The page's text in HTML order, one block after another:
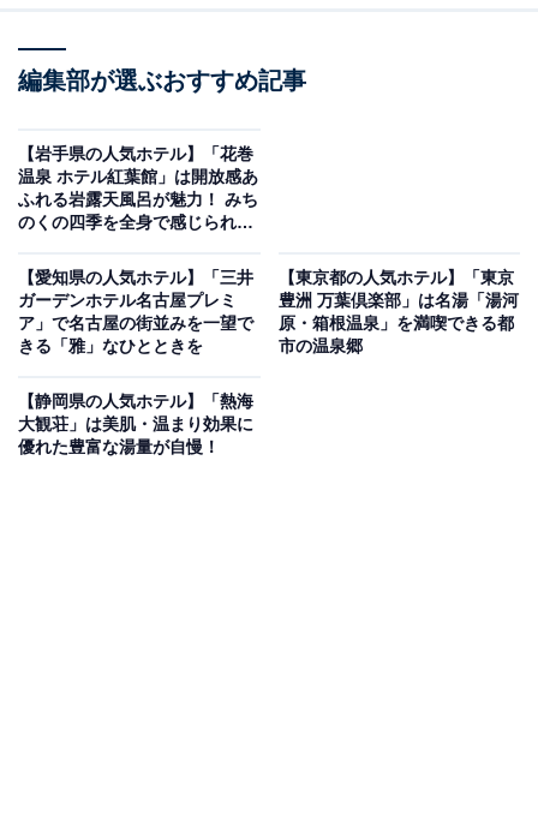
格で宿泊可能です。
楽天トラベルでホテルを見る
編集部が選ぶおすすめ記事
【岩手県の人気ホテル】「花巻
温泉 ホテル紅葉館」は開放感あ
ふれる岩露天風呂が魅力！ みち
のくの四季を全身で感じられる
【愛知県の人気ホテル】「三井
ガーデンホテル名古屋プレミ
ア」で名古屋の街並みを一望で
きる「雅」なひとときを
【東京都の人気ホテル】「東京
豊洲 万葉倶楽部」は名湯「湯河
原・箱根温泉」を満喫できる都
市の温泉郷
【静岡県の人気ホテル】「熱海
大観荘」は美肌・温まり効果に
優れた豊富な湯量が自慢！